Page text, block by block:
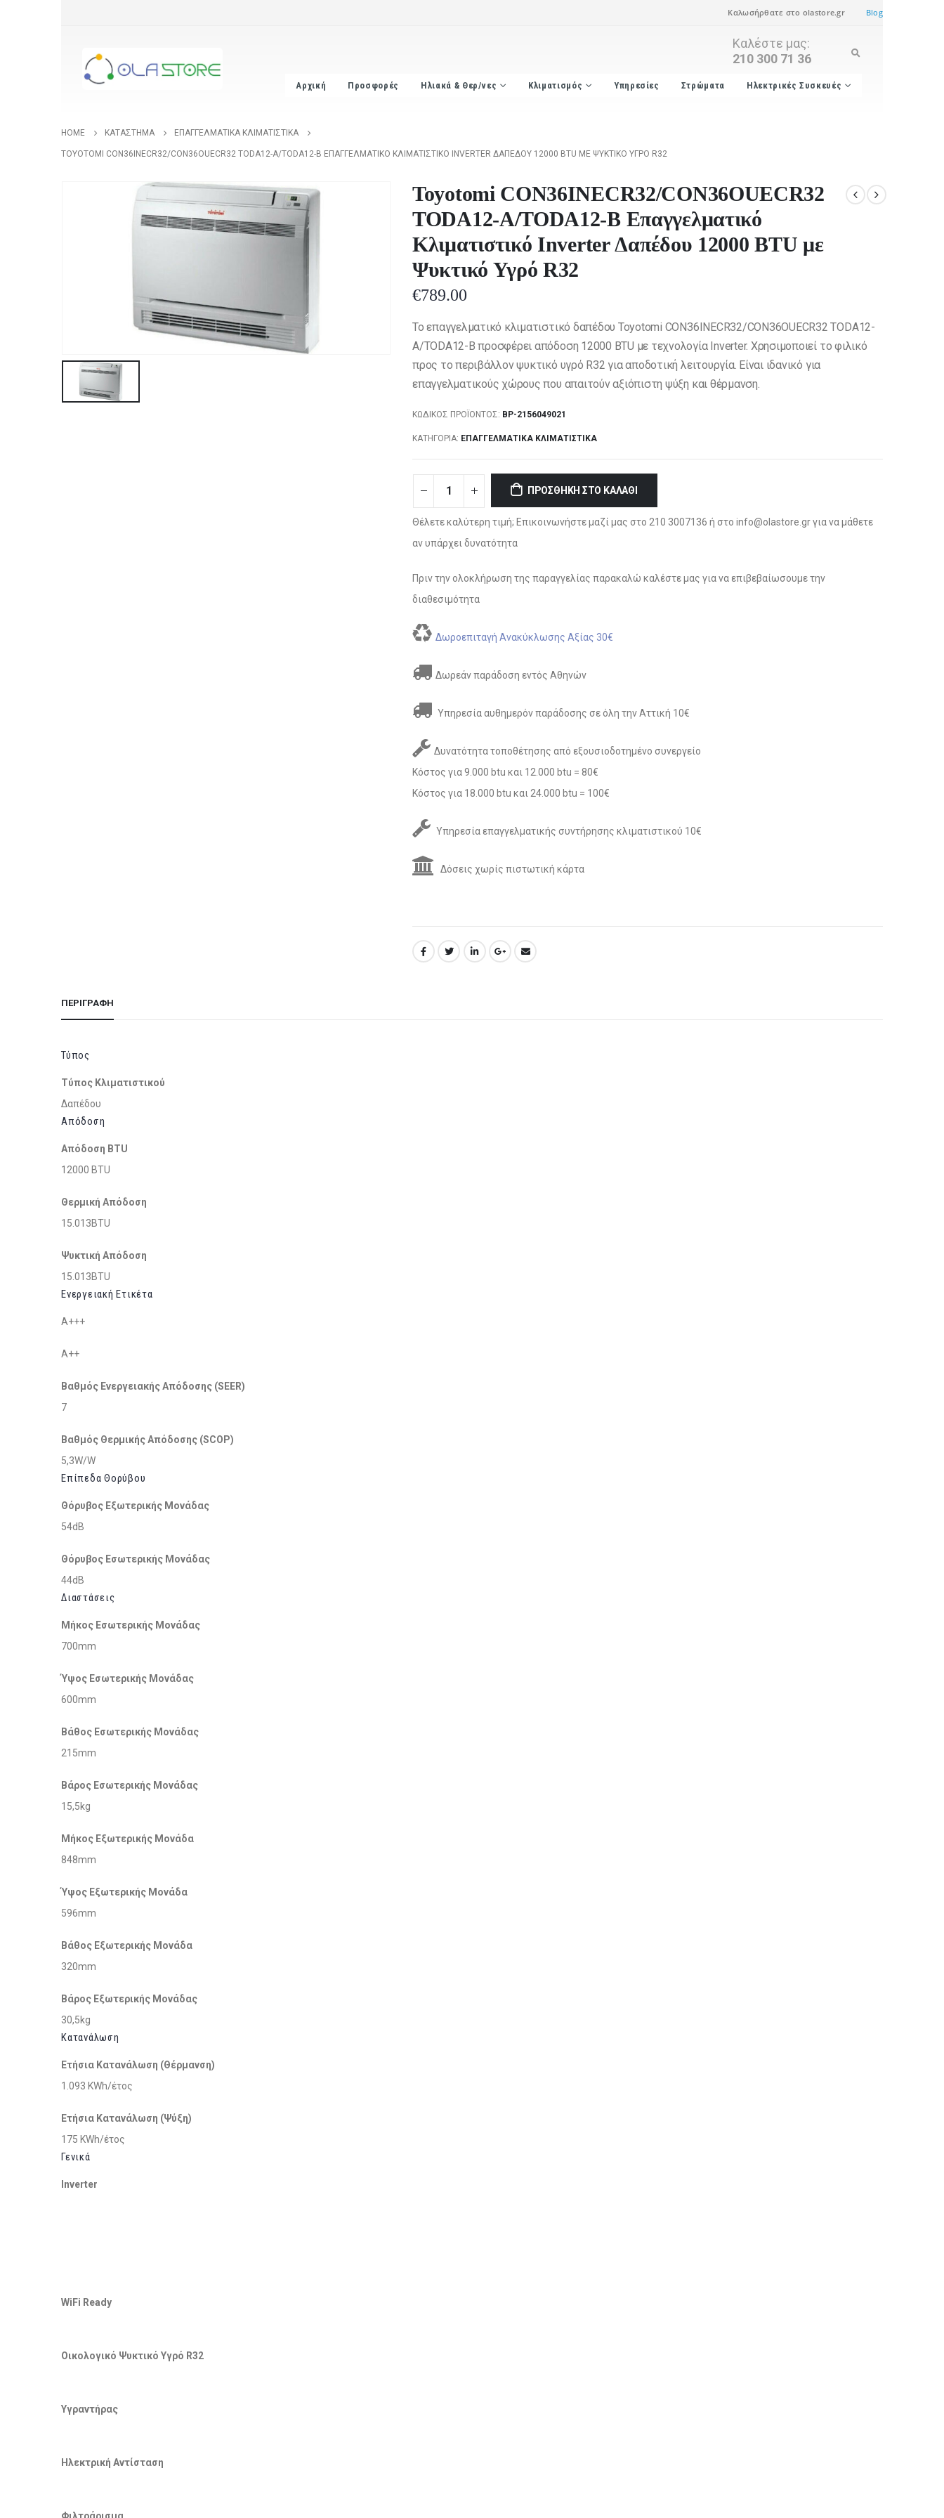
Καλωσήρθατε στο olastore.gr Blog
Καλέστε μας:
210 300 71 36
Αρχική Προσφορές Ηλιακά & Θερ/νες Κλιματισμός Υπηρεσίες Στρώματα Ηλεκτρικές Συσκευές
HOME ΚΑΤΆΣΤΗΜΑ ΕΠΑΓΓΕΛΜΑΤΙΚΆ ΚΛΙΜΑΤΙΣΤΙΚΆ
TOYOTOMI CON36INECR32/CON36OUECR32 TODA12-A/TODA12-B ΕΠΑΓΓΕΛΜΑΤΙΚΌ ΚΛΙΜΑΤΙΣΤΙΚΌ INVERTER ΔΑΠΈΔΟΥ 12000 BTU ΜΕ ΨΥΚΤΙΚΌ ΥΓΡΌ R32
Toyotomi CON36INECR32/CON36OUECR32
TODA12-A/TODA12-B Επαγγελματικό
Κλιματιστικό Inverter Δαπέδου 12000 BTU με
Ψυκτικό Υγρό R32
€789.00
Το επαγγελματικό κλιματιστικό δαπέδου Toyotomi CON36INECR32/CON36OUECR32 TODA12-
A/TODA12-B προσφέρει απόδοση 12000 BTU με τεχνολογία Inverter. Χρησιμοποιεί το φιλικό
προς το περιβάλλον ψυκτικό υγρό R32 για αποδοτική λειτουργία. Είναι ιδανικό για
επαγγελματικούς χώρους που απαιτούν αξιόπιστη ψύξη και θέρμανση.
ΚΩΔΙΚΌΣ ΠΡΟΪΌΝΤΟΣ: BP-2156049021
ΚΑΤΗΓΟΡΊΑ: ΕΠΑΓΓΕΛΜΑΤΙΚΆ ΚΛΙΜΑΤΙΣΤΙΚΆ
ΠΡΟΣΘΉΚΗ ΣΤΟ ΚΑΛΆΘΙ
Θέλετε καλύτερη τιμή; Επικοινωνήστε μαζί μας στο 210 3007136 ή στο info@olastore.gr για να μάθετε
αν υπάρχει δυνατότητα
Πριν την ολοκλήρωση της παραγγελίας παρακαλώ καλέστε μας για να επιβεβαίωσουμε την
διαθεσιμότητα
Δωροεπιταγή Ανακύκλωσης Αξίας 30€
Δωρεάν παράδοση εντός Αθηνών
Υπηρεσία αυθημερόν παράδοσης σε όλη την Αττική 10€
Δυνατότητα τοποθέτησης από εξουσιοδοτημένο συνεργείο
Κόστος για 9.000 btu και 12.000 btu = 80€
Κόστος για 18.000 btu και 24.000 btu = 100€
Υπηρεσία επαγγελματικής συντήρησης κλιματιστικού 10€
Δόσεις χωρίς πιστωτική κάρτα
ΠΕΡΙΓΡΑΦΉ
Τύπος
Τύπος Κλιματιστικού
Δαπέδου
Απόδοση
Απόδοση BTU
12000 BTU
Θερμική Απόδοση
15.013BTU
Ψυκτική Απόδοση
15.013BTU
Ενεργειακή Ετικέτα
A+++
A++
Βαθμός Ενεργειακής Απόδοσης (SEER)
7
Βαθμός Θερμικής Απόδοσης (SCOP)
5,3W/W
Επίπεδα Θορύβου
Θόρυβος Εξωτερικής Μονάδας
54dB
Θόρυβος Εσωτερικής Μονάδας
44dB
Διαστάσεις
Μήκος Εσωτερικής Μονάδας
700mm
Ύψος Εσωτερικής Μονάδας
600mm
Βάθος Εσωτερικής Μονάδας
215mm
Βάρος Εσωτερικής Μονάδας
15,5kg
Μήκος Εξωτερικής Μονάδα
848mm
Ύψος Εξωτερικής Μονάδα
596mm
Βάθος Εξωτερικής Μονάδα
320mm
Βάρος Εξωτερικής Μονάδας
30,5kg
Κατανάλωση
Ετήσια Κατανάλωση (Θέρμανση)
1.093 KWh/έτος
Ετήσια Κατανάλωση (Ψύξη)
175 KWh/έτος
Γενικά
Inverter
WiFi Ready
Οικολογικό Ψυκτικό Υγρό R32
Υγραντήρας
Ηλεκτρική Αντίσταση
Φιλτράρισμα